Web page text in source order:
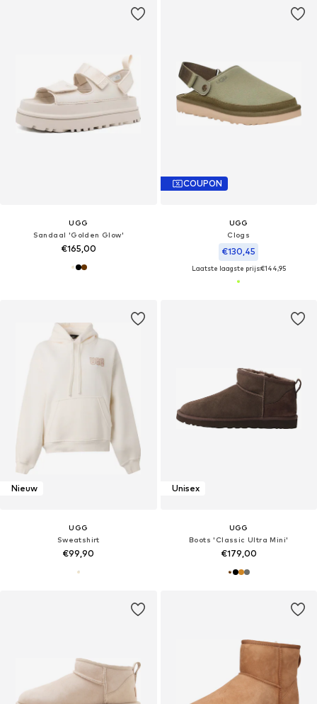
UGG
Sandaal 'Golden Glow'
€165,00
COUPON
UGG
Clogs
€130,45
Laatste laagste prijs:€144,95
Nieuw
UGG
Sweatshirt
€99,90
Unisex
UGG
Boots 'Classic Ultra Mini'
€179,00